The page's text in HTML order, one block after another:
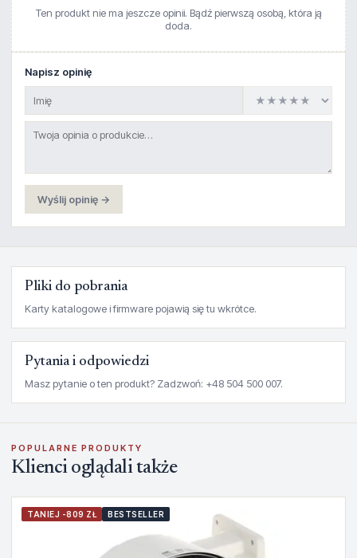
Ten produkt nie ma jeszcze opinii. Bądź pierwszą osobą, która ją
doda.
Napisz opinię
Wyślij opinię →
Pliki do pobrania
Karty katalogowe i firmware pojawią się tu wkrótce.
Pytania i odpowiedzi
Masz pytanie o ten produkt? Zadzwoń: +48 504 500 007.
POPULARNE PRODUKTY
Klienci oglądali także
TANIEJ -809 ZŁ BESTSELLER